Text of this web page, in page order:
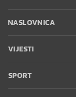
NASLOVNICA
VIJESTI
SPORT